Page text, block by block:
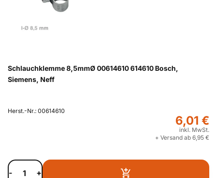
Schlauchklemme 8,5mmØ 00614610 614610 Bosch,
Siemens, Neff
Herst.-Nr.: 00614610
6,01 €
inkl. MwSt.
+ Versand ab 6,95 €
- +